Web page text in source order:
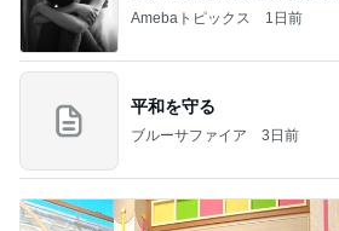
Amebaトピックス 1日前
平和を守る
ブルーサファイア 3日前